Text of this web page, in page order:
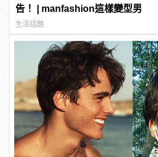
告！ | manfashion這樣變型男
生活話題